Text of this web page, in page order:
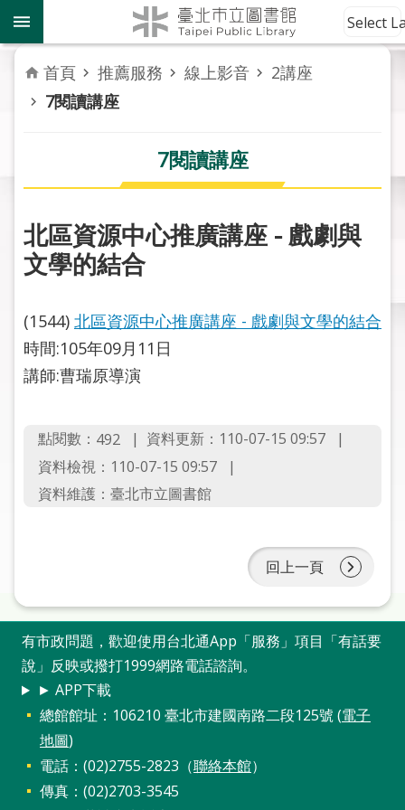
跳到主要內容區塊
到
館
資
訊
務
活
動
關
於
線
上
申
問
答
加
入
市
圖
網
Select
首頁 推薦服務 線上影音
2講座
7閱讀講座
7閱讀講座
北區資源中心推廣講座 - 戲劇與
文學的結合
(1544) 北區資源中心推廣講座 - 戲劇與文學的結合
時間:105年09月11日
講師:曹瑞原導演
點閱數： 492
資料更新：110-07-15 09:57
資料檢視：110-07-15 09:57
資料維護：臺北市立圖書館
回上一頁
有市政問題，歡迎使用台北通App「服務」項目「有話要
說」反映或撥打1999網路電話諮詢。
► APP下載
總館館址：106210 臺北市建國南路二段125號 (電子
地圖)
電話：(02)2755-2823（聯絡本館）
傳真：(02)2703-3545